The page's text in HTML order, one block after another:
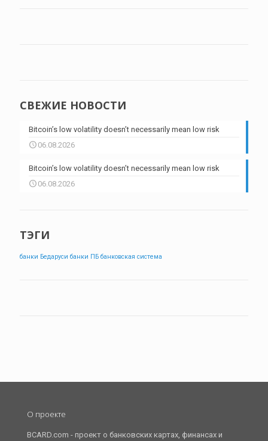
СВЕЖИЕ НОВОСТИ
Bitcoin’s low volatility doesn’t necessarily mean low risk
06.08.2026
Bitcoin’s low volatility doesn’t necessarily mean low risk
06.08.2026
ТЭГИ
банки Бедаруси банки ПБ банковская система
О проекте
BCARD.com - проект о банковских картах, финансах и